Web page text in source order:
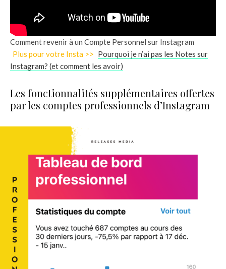
Comment revenir à un Compte Personnel sur Instagram
Plus pour votre Insta >> Pourquoi je n’ai pas les Notes sur
Instagram? (et comment les avoir)
Les fonctionnalités supplémentaires offertes
par les comptes professionnels d’Instagram